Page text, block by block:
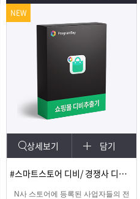
상세보기 담기
#스마트스토어 디비/ 경쟁사 디비 분석
N사 스토어에 등록된 사업자들의 전
NEW